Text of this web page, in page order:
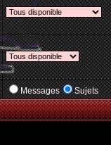
Messages Sujets